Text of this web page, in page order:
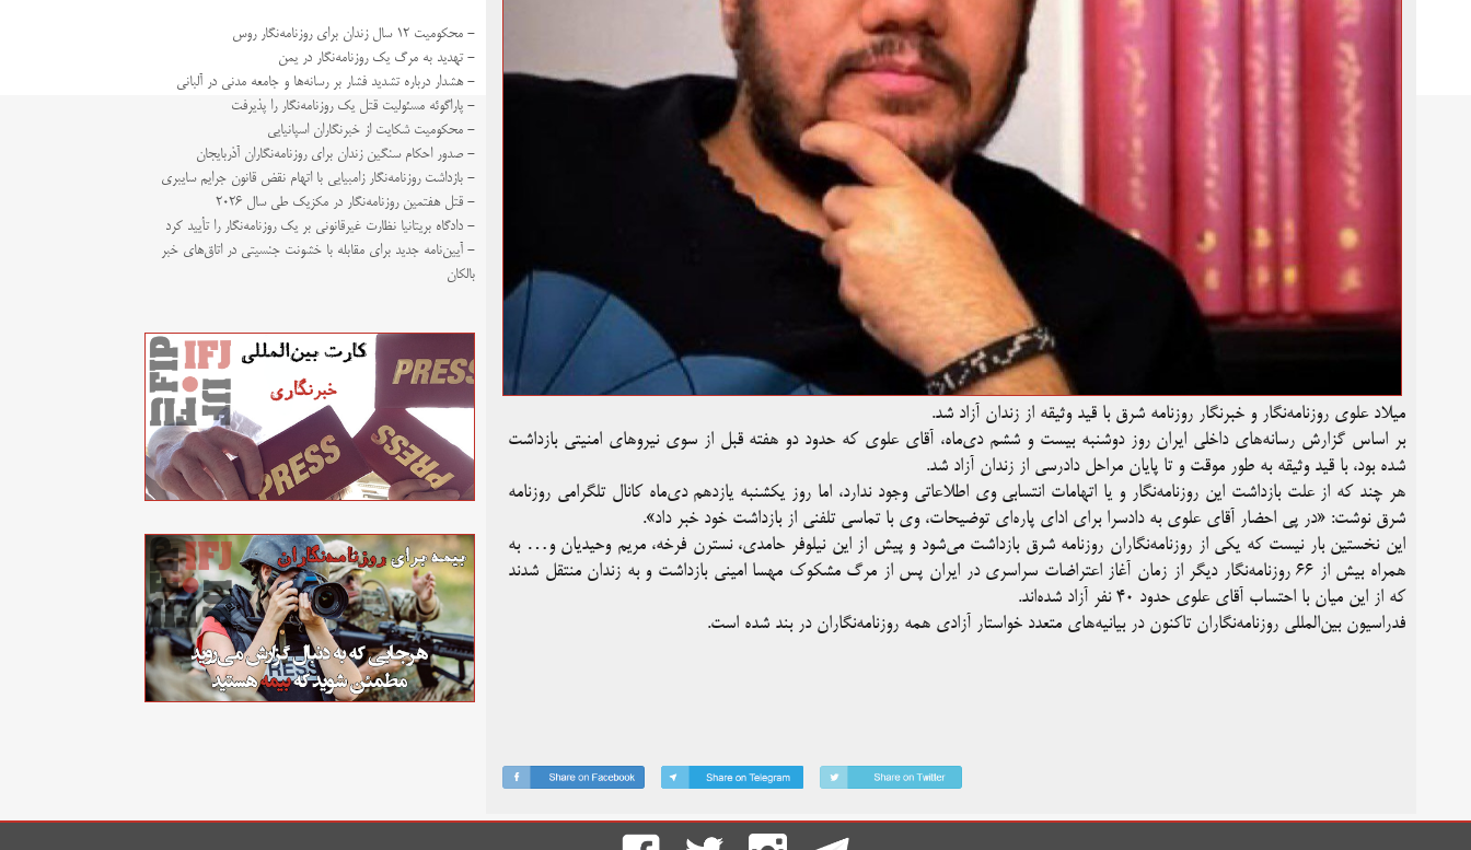
میلاد علوی روزنامه‌نگار و خبرنگار روزنامه شرق با قید وثیقه از زندان آزاد شد.
بر اساس گزارش رسانه‌های داخلی ایران روز دوشنبه بیست و ششم دی‌ماه، آقای علوی که حدود دو هفته قبل از سوی نیروهای امنیتی بازداشت
شده بود، با قید وثیقه به طور موقت و تا پایان مراحل دادرسی از زندان آزاد شد.
هر چند که از علت بازداشت این روزنامه‌نگار و یا اتهامات انتسابی وی اطلاعاتی وجود ندارد، اما روز یکشنبه یازدهم دی‌ماه کانال تلگرامی روزنامه
شرق نوشت: «در پی احضار آقای علوی به دادسرا برای ادای پاره‌ای توضیحات، وی با تماسی تلفنی از بازداشت خود خبر داد».
این نخستین بار نیست که یکی از روزنامه‌نگاران روزنامه‌ شرق بازداشت می‌شود و پیش از این نیلوفر حامدی، نسترن فرخه، مریم وحیدیان و… به
همراه بیش از ۶۶ روزنامه‌نگار دیگر از زمان آغاز اعتراضات سراسری در ایران پس از مرگ مشکوک مهسا امینی بازداشت و به زندان منتقل شدند
که از این میان با احتساب آقای علوی حدود ۴۰ نفر آزاد شده‌اند.
فدراسیون بین‌المللی روزنامه‌نگاران تاکنون در بیانیه‌های متعدد خواستار آزادی همه روزنامه‌نگاران در بند شده است.
- محکومیت ۱۲ سال زندان برای روزنامه‌نگار روس
- تهدید به مرگ یک روزنامه‌نگار در یمن
- هشدار درباره تشدید فشار بر رسانه‌ها و جامعه مدنی در آلبانی
- پاراگوئه مسئولیت قتل یک روزنامه‌نگار را پذیرفت
- محکومیت شکایت از خبرنگاران اسپانیایی
- صدور احکام سنگین زندان برای روزنامه‌نگاران آذربایجان
- بازداشت روزنامه‌نگار زامبیایی با اتهام نقض قانون جرایم سایبری
- قتل هفتمین روزنامه‌نگار در مکزیک طی سال ۲۰۲۶
- دادگاه بریتانیا نظارت غیرقانونی بر یک روزنامه‌نگار را تأیید کرد
- آیین‌نامه جدید برای مقابله با خشونت جنسیتی در اتاق‌های خبر
بالکان